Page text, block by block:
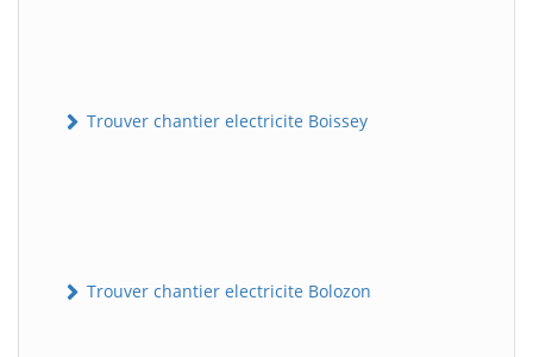
Trouver chantier electricite Boissey
Trouver chantier electricite Bolozon